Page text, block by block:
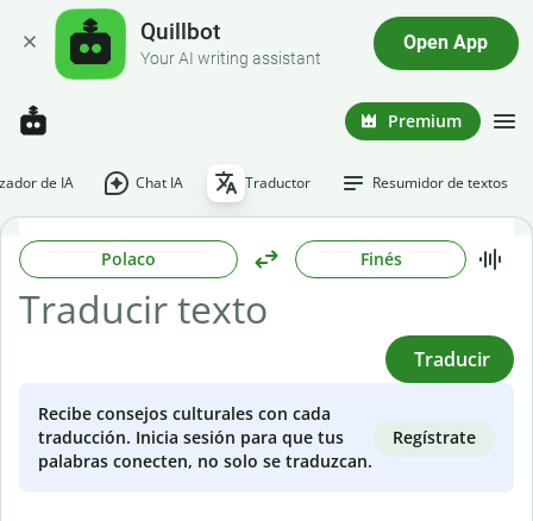
Quillbot
Your AI writing assistant
Open App
Premium
de IA Chat IA Traductor Resumidor de textos
Polaco Finés
Traducir
Recibe consejos culturales con cada
traducción. Inicia sesión para que tus
palabras conecten, no solo se traduzcan.
Regístrate